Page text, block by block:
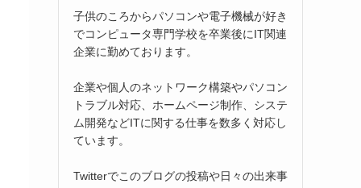
子供のころからパソコンや電子機械が好き
でコンピュータ専門学校を卒業後にIT関連
企業に勤めております。
企業や個人のネットワーク構築やパソコン
トラブル対応、ホームページ制作、システ
ム開発などITに関する仕事を数多く対応し
ています。
Twitterでこのブログの投稿や日々の出来事